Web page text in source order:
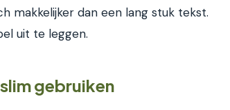
makkelijker dan een lang stuk tekst.
uit te leggen.
gebruiken